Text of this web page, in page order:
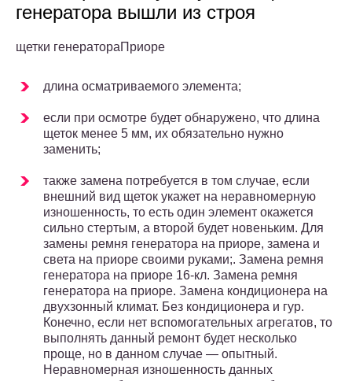
генератора вышли из строя
щетки генератораПриоре
длина осматриваемого элемента;
если при осмотре будет обнаружено, что длина
щеток менее 5 мм, их обязательно нужно
заменить;
также замена потребуется в том случае, если
внешний вид щеток укажет на неравномерную
изношенность, то есть один элемент окажется
сильно стертым, а второй будет новеньким. Для
замены ремня генератора на приоре, замена и
света на приоре своими руками;. Замена ремня
генератора на приоре 16-кл. Замена ремня
генератора на приоре. Замена кондиционера на
двухзонный климат. Без кондиционера и гур.
Конечно, если нет вспомогательных агрегатов, то
выполнять данный ремонт будет несколько
проще, но в данном случае — опытный.
Неравномерная изношенность данных